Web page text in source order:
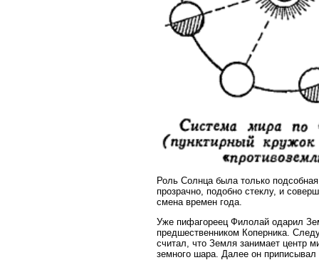
Роль Солнца была только
прозрачно, подобно стеклу, и
смена времен года.
Уже пифагореец Филолай одарил
предшественником Коперника.
считал, что Земля занимает центр
земного шара. Далее он